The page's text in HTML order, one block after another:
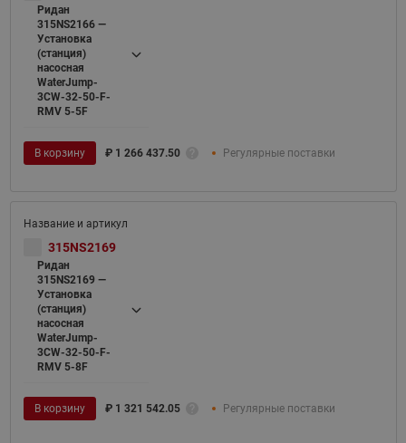
Ридан
315NS2166 —
Установка
(станция)
насосная
WaterJump-
3CW-32-50-F-
RMV 5-5F
В корзину ₽ 1 266 437.50 Регулярные поставки
315NS2169
Ридан
315NS2169 —
Установка
(станция)
насосная
WaterJump-
3CW-32-50-F-
RMV 5-8F
В корзину ₽ 1 321 542.05 Регулярные поставки